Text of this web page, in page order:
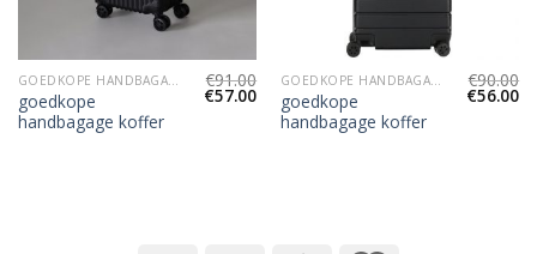
GOEDKOPE HANDBAGAGE KOFFER
goedkope
handbagage koffer
€91.00
€57.00
GOEDKOPE HANDBAGAGE KOFFER
goedkope
handbagage koffer
€90.00
€56.00